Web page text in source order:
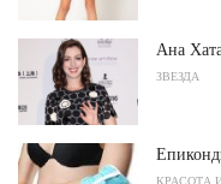
Ана
ЗВЕЗДА